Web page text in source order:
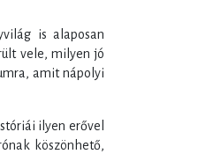
is alaposan
vele, milyen jó
amit nápolyi
ilyen erővel
köszönhető,